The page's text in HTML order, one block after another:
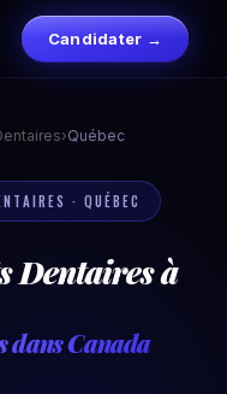
Candidater →
›Québec
· QUÉBEC
Dentaires à
dans Canada